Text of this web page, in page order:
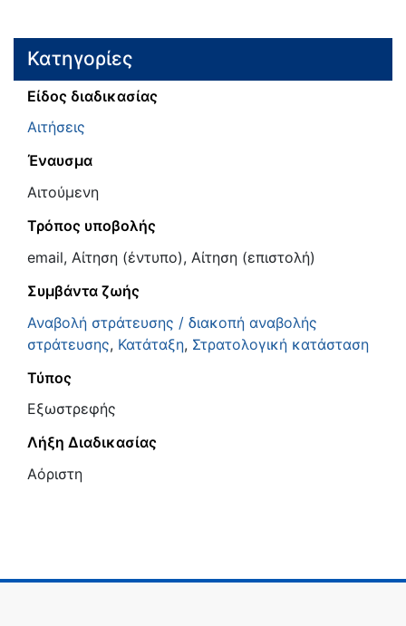
Κατηγορίες
Είδος διαδικασίας
Αιτήσεις
Έναυσμα
Αιτούμενη
Τρόπος υποβολής
email, Αίτηση (έντυπο), Αίτηση (επιστολή)
Συμβάντα ζωής
Αναβολή στράτευσης / διακοπή αναβολής
στράτευσης, Κατάταξη, Στρατολογική κατάσταση
Τύπος
Εξωστρεφής
Λήξη Διαδικασίας
Αόριστη